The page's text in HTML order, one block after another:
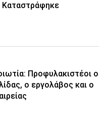
Προφυλακιστέοι ο
ο εργολάβος και ο